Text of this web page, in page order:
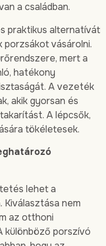
a családban.
praktikus alternatívát
porzsákot vásárolni.
mert a
hatékony
A vezeték
akik gyorsan és
A lépcsők,
tökéletesek.
lehet a
Kiválasztása nem
az otthoni
különböző porszívó